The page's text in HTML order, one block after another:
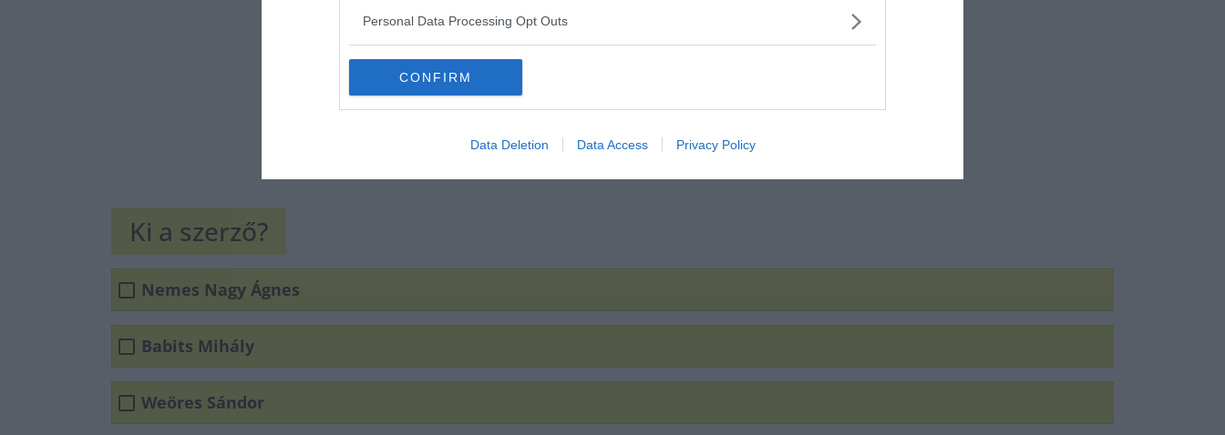
Personal Data Processing Opt Outs
CONFIRM
Data Deletion Data Access Privacy Policy
Ki a szerző?
Nemes Nagy Ágnes
Babits Mihály
Weöres Sándor